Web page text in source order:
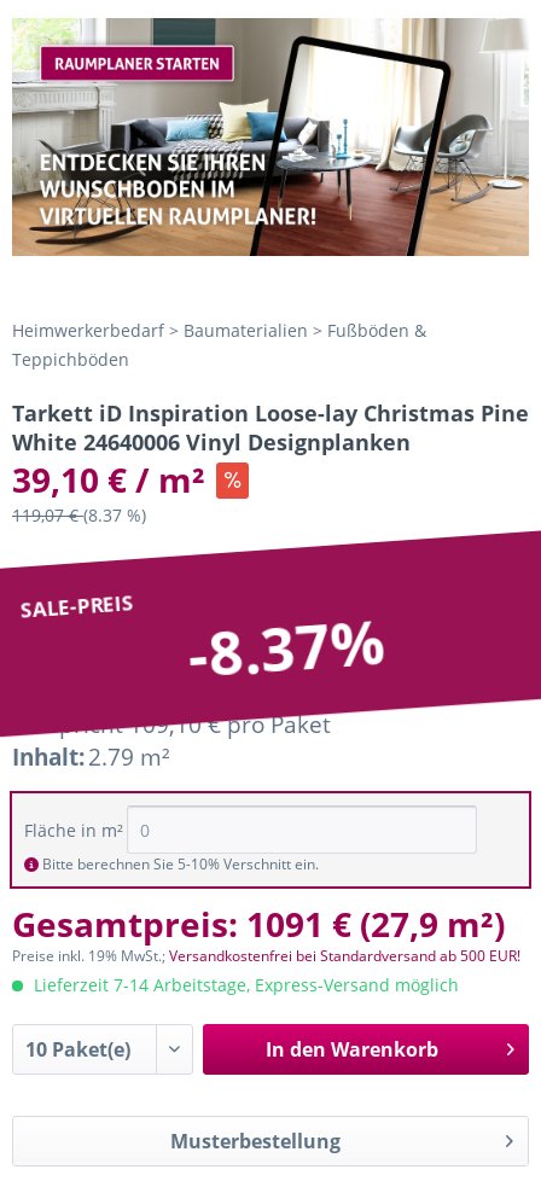
Heimwerkerbedarf > Baumaterialien > Fußböden &
Teppichböden
Tarkett iD Inspiration Loose-lay Christmas Pine
White 24640006 Vinyl Designplanken
39,10 € / m²
119,07 €(8.37 %)
SALE-PREIS
-8.37%
entspricht 109,10 € pro Paket
Inhalt:2.79 m²
Fläche in m²
Bitte berechnen Sie 5-10% Verschnitt ein.
Gesamtpreis: 1091 € (27,9 m²)
Preise inkl. 19% MwSt.;Versandkostenfrei bei Standardversand ab 500 EUR!
Lieferzeit 7-14 Arbeitstage, Express-Versand möglich
In den Warenkorb
Musterbestellung